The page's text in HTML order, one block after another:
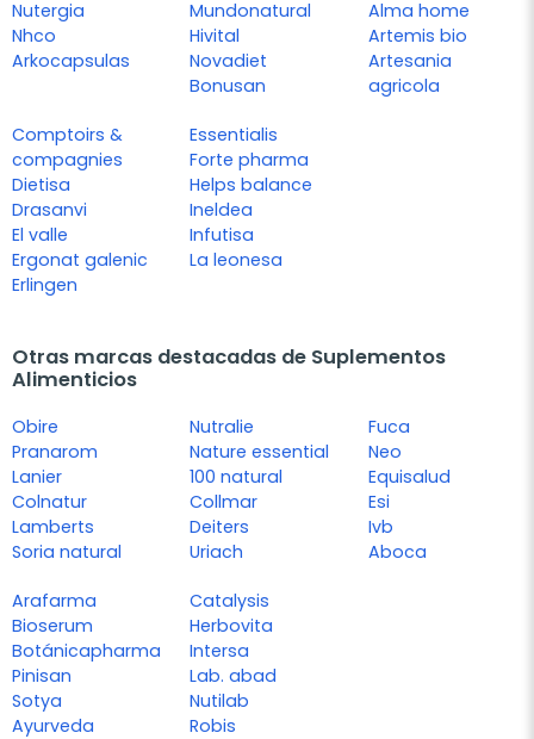
Nutergia
Nhco
Arkocapsulas
Mundonatural
Hivital
Novadiet
Bonusan
Alma home
Artemis bio
Artesania
agricola
Comptoirs &
compagnies
Dietisa
Drasanvi
El valle
Ergonat galenic
Erlingen
Essentialis
Forte pharma
Helps balance
Ineldea
Infutisa
La leonesa
Otras marcas destacadas de Suplementos
Alimenticios
Obire
Pranarom
Lanier
Colnatur
Lamberts
Soria natural
Nutralie
Nature essential
100 natural
Collmar
Deiters
Uriach
Fuca
Neo
Equisalud
Esi
Ivb
Aboca
Arafarma
Bioserum
Botánicapharma
Pinisan
Sotya
Ayurveda
Catalysis
Herbovita
Intersa
Lab. abad
Nutilab
Robis